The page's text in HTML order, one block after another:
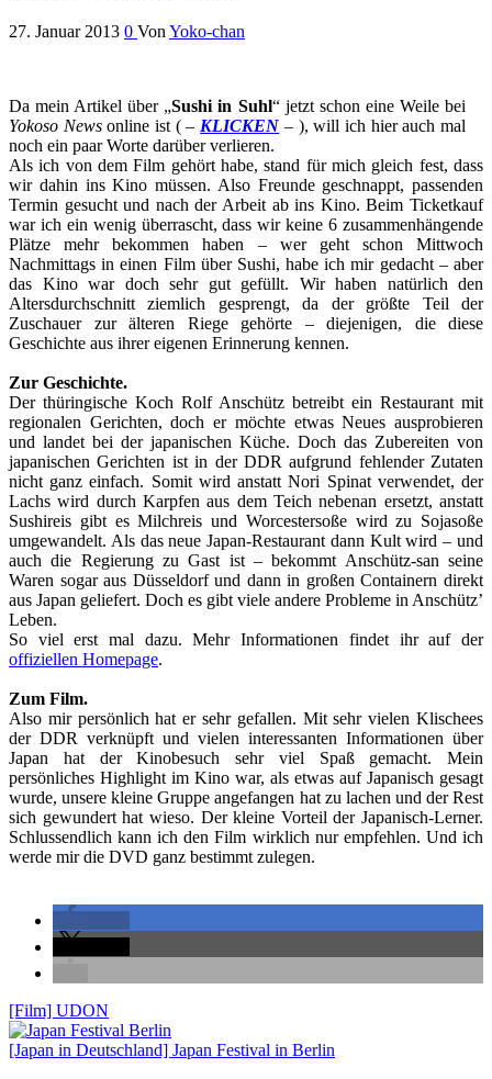
27. Januar 2013 0 Von Yoko-chan
Da mein Artikel über „Sushi in Suhl“ jetzt schon eine Weile bei
Yokoso Newsonline ist ( – KLICKEN – ), will ich hier auch mal
noch ein paar Worte darüber verlieren.
Als ich von dem Film gehört habe, stand für mich gleich fest, dass
wir dahin ins Kino müssen. Also Freunde geschnappt, passenden
Termin gesucht und nach der Arbeit ab ins Kino. Beim Ticketkauf
war ich ein wenig überrascht, dass wir keine 6 zusammenhängende
Plätze mehr bekommen haben – wer geht schon Mittwoch
Nachmittags in einen Film über Sushi, habe ich mir gedacht – aber
das Kino war doch sehr gut gefüllt. Wir haben natürlich den
Altersdurchschnitt ziemlich gesprengt, da der größte Teil der
Zuschauer zur älteren Riege gehörte – diejenigen, die diese
Geschichte aus ihrer eigenen Erinnerung kennen.
Zur Geschichte.
Der thüringische Koch Rolf Anschütz betreibt ein Restaurant mit
regionalen Gerichten, doch er möchte etwas Neues ausprobieren
und landet bei der japanischen Küche. Doch das Zubereiten von
japanischen Gerichten ist in der DDR aufgrund fehlender Zutaten
nicht ganz einfach. Somit wird anstatt Nori Spinat verwendet, der
Lachs wird durch Karpfen aus dem Teich nebenan ersetzt, anstatt
Sushireis gibt es Milchreis und Worcestersoße wird zu Sojasoße
umgewandelt. Als das neue Japan-Restaurant dann Kult wird – und
auch die Regierung zu Gast ist – bekommt Anschütz-san seine
Waren sogar aus Düsseldorf und dann in großen Containern direkt
aus Japan geliefert. Doch es gibt viele andere Probleme in Anschütz’
Leben.
So viel erst mal dazu. Mehr Informationen findet ihr auf der
offiziellen Homepage.
Zum Film.
Also mir persönlich hat er sehr gefallen. Mit sehr vielen Klischees
der DDR verknüpft und vielen interessanten Informationen über
Japan hat der Kinobesuch sehr viel Spaß gemacht. Mein
persönliches Highlight im Kino war, als etwas auf Japanisch gesagt
wurde, unsere kleine Gruppe angefangen hat zu lachen und der Rest
sich gewundert hat wieso. Der kleine Vorteil der Japanisch-Lerner.
Schlussendlich kann ich den Film wirklich nur empfehlen. Und ich
werde mir die DVD ganz bestimmt zulegen.
[Film] UDON
[Japan in Deutschland] Japan Festival in Berlin